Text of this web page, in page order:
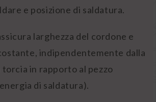
e posizione di saldatura.
larghezza del cordone e
indipendentemente dalla
torcia in rapporto al pezzo
di saldatura).